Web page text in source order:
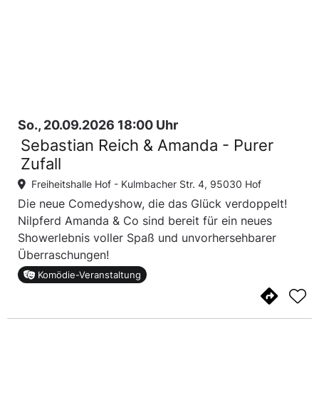
So., 20.09.2026 18:00 Uhr
Sebastian Reich & Amanda - Purer
Zufall
Freiheitshalle Hof - Kulmbacher Str. 4, 95030 Hof
Die neue Comedyshow, die das Glück verdoppelt!
Nilpferd Amanda & Co sind bereit für ein neues
Showerlebnis voller Spaß und unvorhersehbarer
Überraschungen!
Komödie-Veranstaltung